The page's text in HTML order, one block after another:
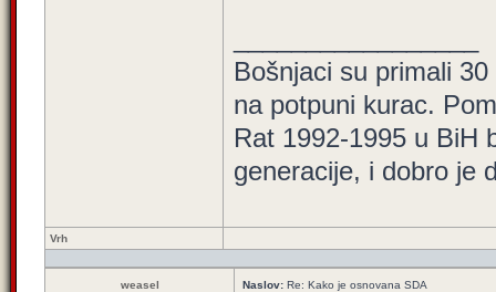
Bošnjaci su primali
na potpuni kurac.
Rat 1992-1995 u BiH
generacije, i dobro je
Vrh
weasel Naslov: Re: Kako je osnovana SDA